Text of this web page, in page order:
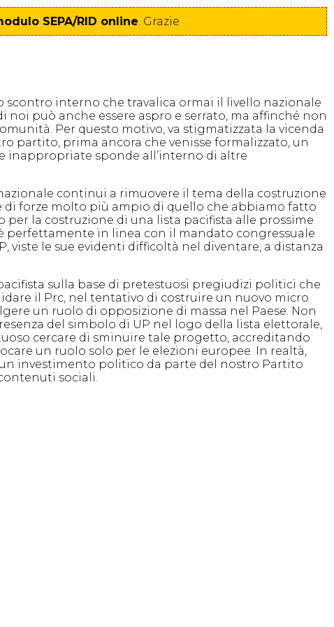
SEPA/RID online. Grazie
interno che travalica ormai il livello nazionale
può anche essere aspro e serrato, ma affinché non
Per questo motivo, va stigmatizzata la vicenda
partito, prima ancora che venisse formalizzato, un
inappropriate sponde all’interno di altre
continui a rimuovere il tema della costruzione
di forze molto più ampio di quello che abbiamo fatto
la costruzione di una lista pacifista alle prossime
perfettamente in linea con il mandato congressuale
viste le sue evidenti difficoltà nel diventare, a distanza
sulla base di pretestuosi pregiudizi politici che
il Prc, nel tentativo di costruire un nuovo micro
un ruolo di opposizione di massa nel Paese. Non
del simbolo di UP nel logo della lista elettorale,
cercare di sminuire tale progetto, accreditando
un ruolo solo per le elezioni europee. In realtà,
investimento politico da parte del nostro Partito
sociali.